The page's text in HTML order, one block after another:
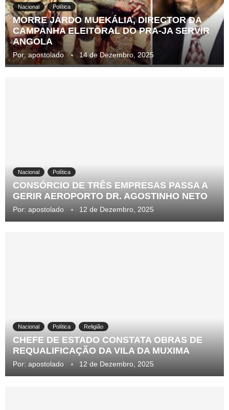
Nacional Política
MORRE JARDO MUEKÁLIA, DIRECTOR DA
CAMPANHA ELEITORAL DO PRA-JA SERVIR
ANGOLA
Por:apostolado 14 de Dezembro, 2025
Nacional Política
CONSÓRCIO DE TRÊS EMPRESAS PASSA A
GERIR AEROPORTO DR. AGOSTINHO NETO
Por: apostolado 12 de Dezembro, 2025
Nacional Política Religião
CHEFE DE ESTADO CONSTATA OBRAS DE
REQUALIFICAÇÃO DA VILA DA MUXIMA
Por: apostolado 12 de Dezembro, 2025